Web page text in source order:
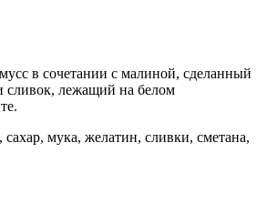
в сочетании с малиной, сделанный
сливок, лежащий на белом
мука, желатин, сливки, сметана,